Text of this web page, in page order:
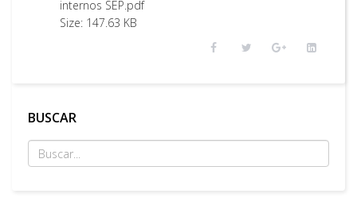
internos SEP.pdf
Size: 147.63 KB
BUSCAR